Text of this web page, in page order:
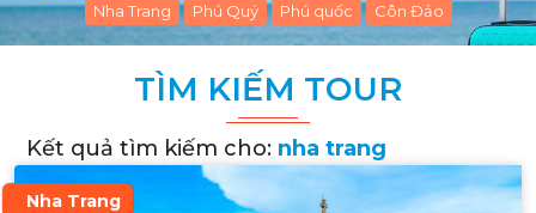
Nha Trang
Phú Quý Phú quốc Côn Đảo
TÌM KIẾM TOUR
Kết quả tìm kiếm cho: nha trang
Nha Trang